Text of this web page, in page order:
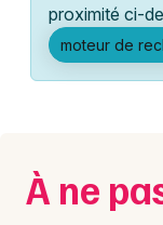
Manifestations
Foires &
Concerts
Marseille
Mulhouse
Nice
proximité ci-
moteur de
À ne